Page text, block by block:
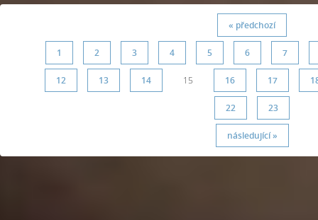
« předchozí
1 2 3 4 5 6 7
12 13 14 15 16 17
22 23
následující »